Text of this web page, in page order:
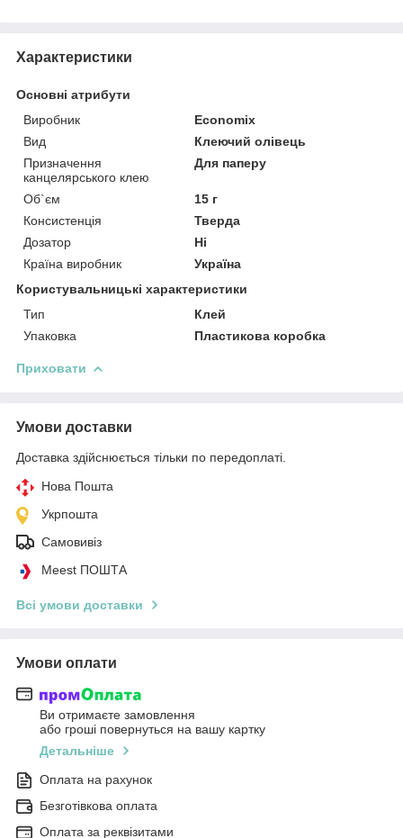
Характеристики
Основні атрибути
Виробник
Economix
Вид
Клеючий олівець
Призначення
канцелярського клею
Для паперу
Об`єм
15 г
Консистенція
Тверда
Дозатор
Ні
Країна виробник
Україна
Користувальницькі характеристики
Тип
Клей
Упаковка
Пластикова коробка
Приховати
Умови доставки
Доставка здійснюється тільки по передоплаті.
Нова Пошта
Укрпошта
Самовивіз
Meest ПОШТА
Всі умови доставки
Умови оплати
Ви отримаєте замовлення
або гроші повернуться на вашу картку
Детальніше
Оплата на рахунок
Безготівкова оплата
Оплата за реквізитами